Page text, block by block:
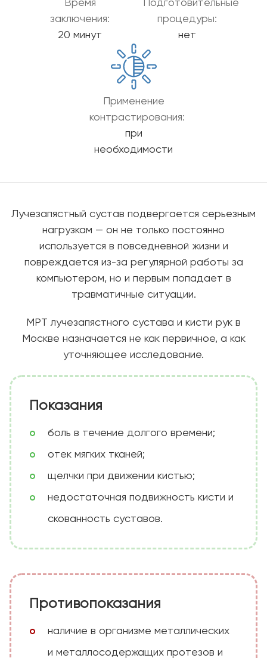
Время
заключения:
20 минут
Подготовительные
процедуры:
нет
Применение
контрастирования:
при
необходимости
Лучезапястный сустав подвергается серьезным
нагрузкам — он не только постоянно
используется в повседневной жизни и
повреждается из-за регулярной работы за
компьютером, но и первым попадает в
травматичные ситуации.
МРТ лучезапястного сустава и кисти рук в
Москве назначается не как первичное, а как
уточняющее исследование.
Показания
боль в течение долгого времени;
отек мягких тканей;
щелчки при движении кистью;
недостаточная подвижность кисти и
скованность суставов.
Противопоказания
наличие в организме металлических
и металлосодержащих протезов и